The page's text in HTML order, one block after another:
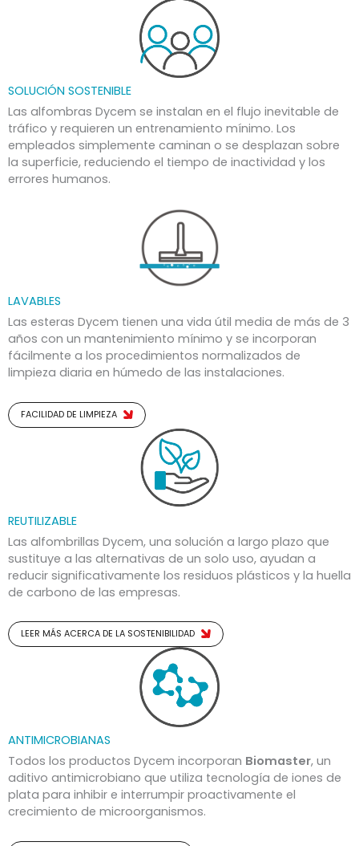
SOLUCIÓN SOSTENIBLE
Las alfombras Dycem se instalan en el flujo inevitable de
tráfico y requieren un entrenamiento mínimo. Los
empleados simplemente caminan o se desplazan sobre
la superficie, reduciendo el tiempo de inactividad y los
errores humanos.
LAVABLES
Las esteras Dycem tienen una vida útil media de más de 3
años con un mantenimiento mínimo y se incorporan
fácilmente a los procedimientos normalizados de
limpieza diaria en húmedo de las instalaciones.
FACILIDAD DE LIMPIEZA
REUTILIZABLE
Las alfombrillas Dycem, una solución a largo plazo que
sustituye a las alternativas de un solo uso, ayudan a
reducir significativamente los residuos plásticos y la huella
de carbono de las empresas.
LEER MÁS ACERCA DE LA SOSTENIBILIDAD
ANTIMICROBIANAS
Todos los productos Dycem incorporan Biomaster, un
aditivo antimicrobiano que utiliza tecnología de iones de
plata para inhibir e interrumpir proactivamente el
crecimiento de microorganismos.